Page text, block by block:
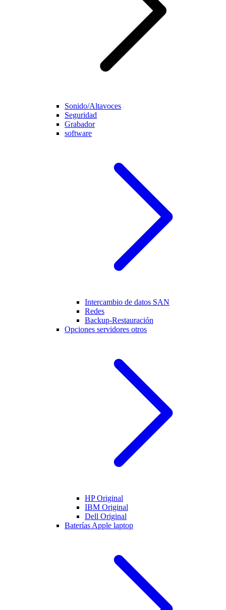
Sonido/Altavoces
Seguridad
Grabador
software
Intercambio de datos SAN
Redes
Backup-Restauración
Opciones servidores otros
HP Original
IBM Original
Dell Original
Baterías Apple laptop